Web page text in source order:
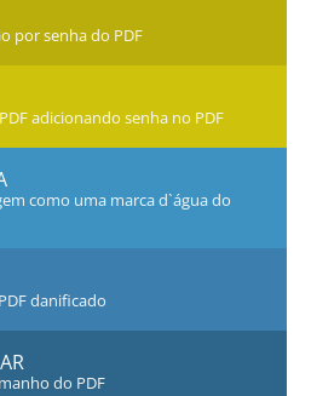
por senha do PDF
adicionando senha no PDF
como uma marca d`água do
danificado
do PDF